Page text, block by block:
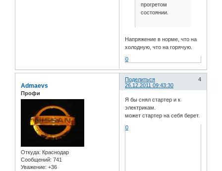
прогретом
состоянии.
Напряжение в норме, что на
холодную, что на горячую.
0
Поделиться
4
26.12.2011 09:43:30
Admaevs
Профи
Откуда: Краснодар
Сообщений: 741
Уважение: +36
Я бы снял стартер и к
электрикам.
может стартер на себя берет.
0